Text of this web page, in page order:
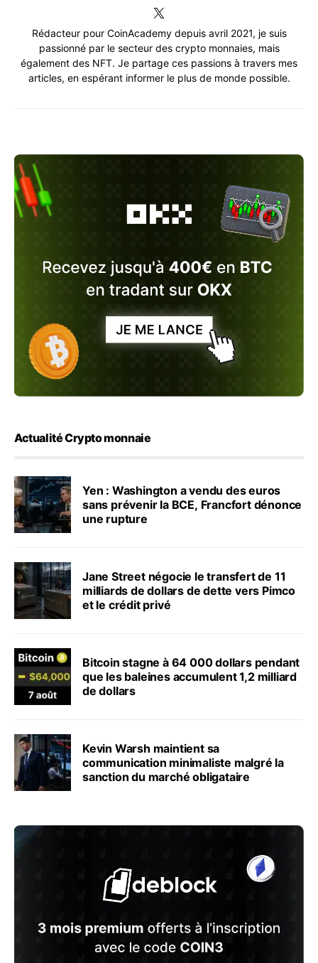
Rédacteur pour CoinAcademy depuis avril 2021, je suis
passionné par le secteur des crypto monnaies, mais
également des NFT. Je partage ces passions à travers mes
articles, en espérant informer le plus de monde possible.
Actualité Crypto monnaie
Yen : Washington a vendu des euros
sans prévenir la BCE, Francfort dénonce
une rupture
Jane Street négocie le transfert de 11
milliards de dollars de dette vers Pimco
et le crédit privé
Bitcoin stagne à 64 000 dollars pendant
que les baleines accumulent 1,2 milliard
de dollars
Kevin Warsh maintient sa
communication minimaliste malgré la
sanction du marché obligataire